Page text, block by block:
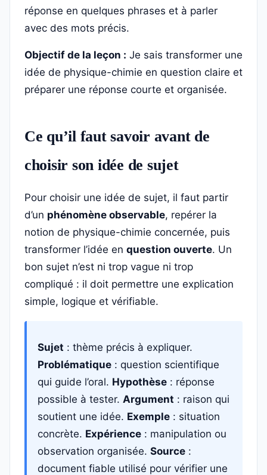
réponse en quelques phrases et à parler
avec des mots précis.
Objectif de la leçon : Je sais transformer une
idée de physique-chimie en question claire et
préparer une réponse courte et organisée.
Ce qu’il faut savoir avant de
choisir son idée de sujet
Pour choisir une idée de sujet, il faut partir
d’un phénomène observable, repérer la
notion de physique-chimie concernée, puis
transformer l’idée en question ouverte. Un
bon sujet n’est ni trop vague ni trop
compliqué : il doit permettre une explication
simple, logique et vérifiable.
Sujet : thème précis à expliquer.
Problématique : question scientifique
qui guide l’oral. Hypothèse : réponse
possible à tester. Argument : raison qui
soutient une idée. Exemple : situation
concrète. Expérience : manipulation ou
observation organisée. Source :
document fiable utilisé pour vérifier une